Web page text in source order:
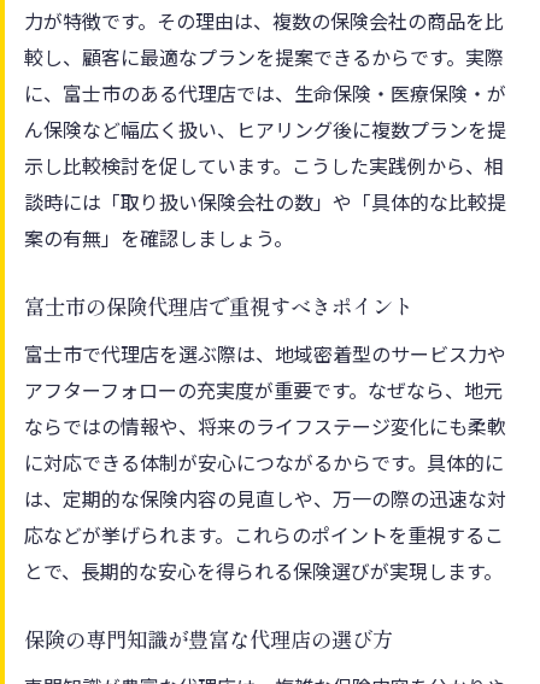
力が特徴です。その理由は、複数の保険会社の商品を比
較し、顧客に最適なプランを提案できるからです。実際
に、富士市のある代理店では、生命保険・医療保険・が
ん保険など幅広く扱い、ヒアリング後に複数プランを提
示し比較検討を促しています。こうした実践例から、相
談時には「取り扱い保険会社の数」や「具体的な比較提
案の有無」を確認しましょう。
富士市の保険代理店で重視すべきポイント
富士市で代理店を選ぶ際は、地域密着型のサービス力や
アフターフォローの充実度が重要です。なぜなら、地元
ならではの情報や、将来のライフステージ変化にも柔軟
に対応できる体制が安心につながるからです。具体的に
は、定期的な保険内容の見直しや、万一の際の迅速な対
応などが挙げられます。これらのポイントを重視するこ
とで、長期的な安心を得られる保険選びが実現します。
保険の専門知識が豊富な代理店の選び方